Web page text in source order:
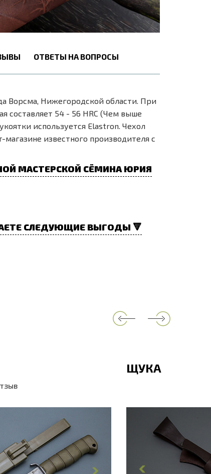
ОТВЕТЫ НА ВОПРОСЫ
Ворсма, Нижегородской области. При
составляет 54 - 56 HRC (Чем выше
используется Elastron. Чехол
известного производителя с
МАСТЕРСКОЙ СЁМИНА ЮРИЯ
СЛЕДУЮЩИЕ ВЫГОДЫ 🔻
260
мм
145
мм
25
мм
ЩУКА
Общая длина, мм
Длина клинка, мм
Ширина клинка,
Толщина обуха,